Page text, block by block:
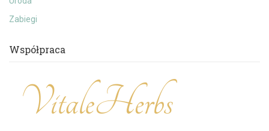
Zabiegi
Współpraca